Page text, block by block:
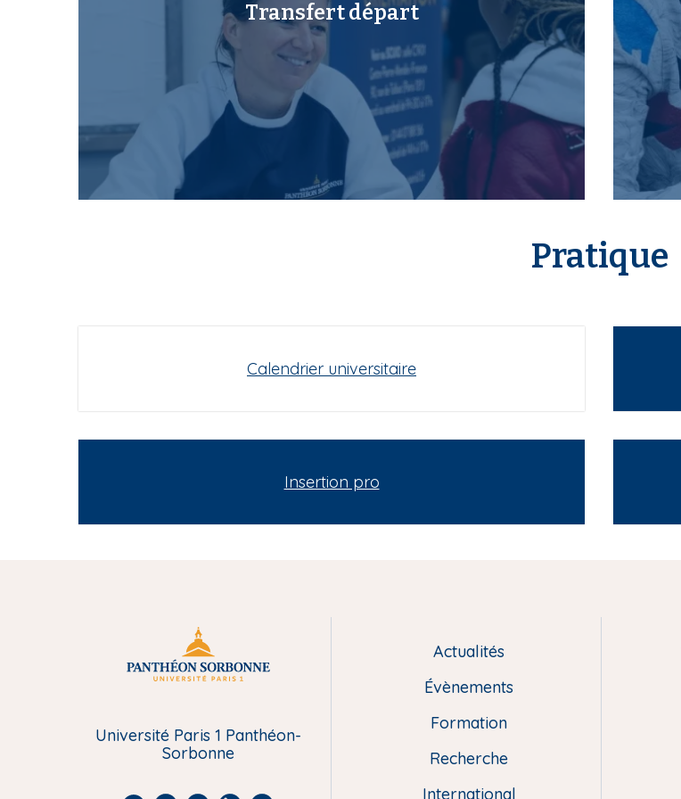
Transfert départ
Pratique
Calendrier universitaire
Insertion pro
Université Paris 1 Panthéon-
Sorbonne
Actualités
Évènements
Formation
Recherche
International